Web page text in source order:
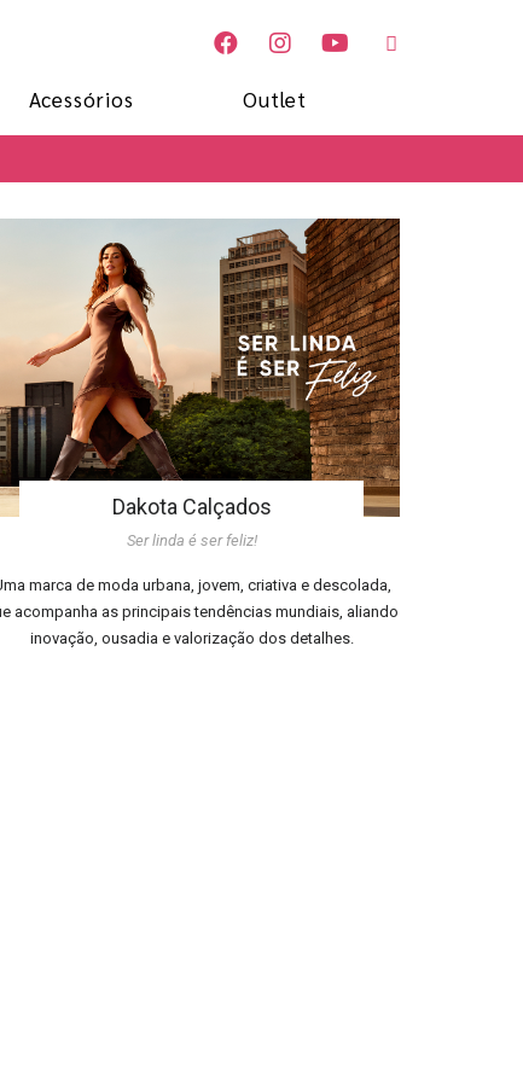
Acessórios Outlet
Dakota Calçados
Ser linda é ser feliz!
marca de moda urbana, jovem, criativa e descolada,
acompanha as principais tendências mundiais, aliando
inovação, ousadia e valorização dos detalhes.